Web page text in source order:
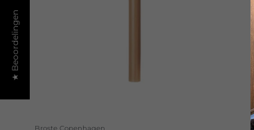
★ Beoordelingen